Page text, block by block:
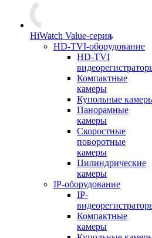
HiWatch Value-серия
HD-TVI-оборудование
HD-TVI
Компактные
камеры
Купольные
Панорамные
камеры
Скоростные
поворотные
камеры
Цилиндрические
камеры
IP-оборудование
IP-
Компактные
камеры